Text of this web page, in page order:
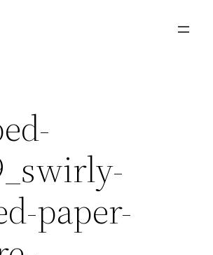
paper-